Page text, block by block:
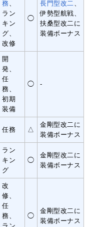
務
ラン
キン
グ、
改修
◯
長門型改二
伊勢型航戦、
扶桑型改二に
装備ボーナス
開
発、
任
務、
初期
装備
◯ -
任務 △
金剛型改二に
装備ボーナス
ラン
キン
グ
◯
金剛型改二に
装備ボーナス
改
修、
任
務、
◯
金剛型改二に
装備ボーナス